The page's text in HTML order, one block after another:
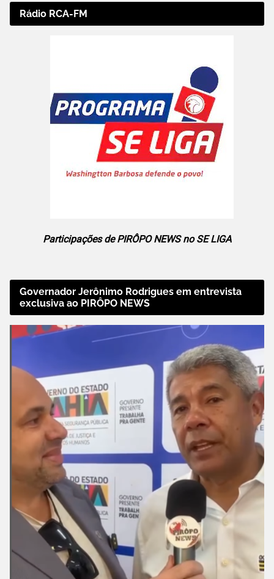
Rádio RCA-FM
Participações de PIRÔPO NEWS no SE LIGA
Governador Jerônimo Rodrigues em entrevista
exclusiva ao PIRÔPO NEWS